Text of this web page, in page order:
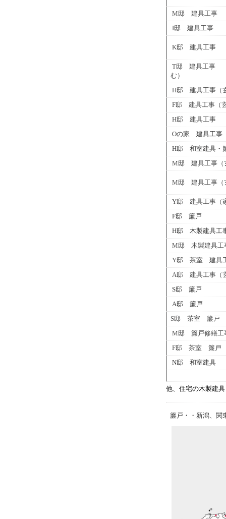
M邸 建具工事
I邸 建具工事
K邸 建具工事
T邸 建具工事 （
む）
H邸 建具工事（
F邸 建具工事（
H邸 建具工事
Oの家 建具工事
H邸 和室建具・
M邸 建具工事（
M邸 建具工事（
Y邸 建具工事（
F邸 簾戸
H邸 木製建具工
M邸 木製建具工
Y邸 茶室 建具
A邸 建具工事（
S邸 簾戸
A邸 簾戸
S邸 茶室 簾戸
M邸 簾戸修繕工
F邸 茶室 簾戸
N邸 和室建具
他、住宅の木製建
簾戸・・新潟、関